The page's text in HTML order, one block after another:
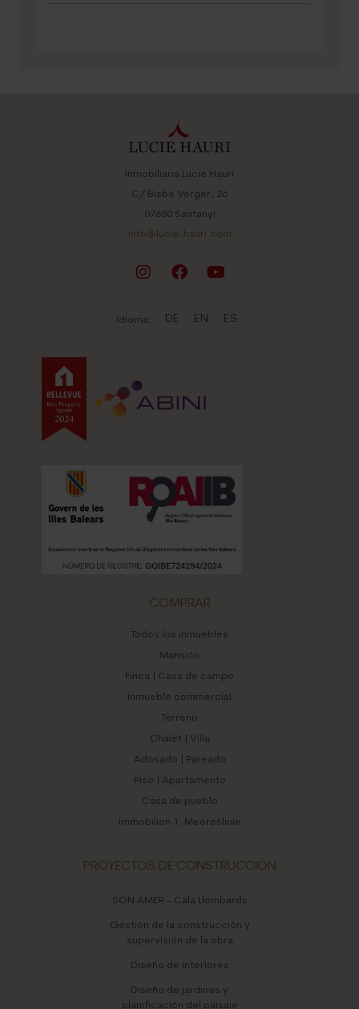
Inmobiliaria Lucie Hauri
C/ Bisbe Verger, 26
07650 Santanyí
info@lucie-hauri.com
Idioma: DE EN ES
COMPRAR
Todos los inmuebles
Mansión
Finca | Casa de campo
Inmueble commercial
Terreno
Chalet | Villa
Adosado | Pareado
Piso | Apartamento
Casa de pueblo
Immobilien 1. Meereslinie
PROYECTOS DE CONSTRUCCIÓN
SON AMER – Cala Llombards
Gestión de la construcción y
supervisión de la obra
Diseño de interiores
Diseño de jardines y
planificación del paisaje